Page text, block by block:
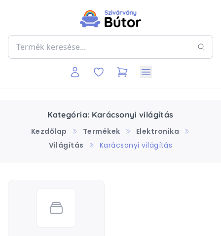
Kategória: Karácsonyi világítás
Kezdőlap
Termékek
Elektronika
Világítás
Karácsonyi világítás